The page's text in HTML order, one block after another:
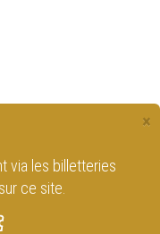
×
via les billetteries
ce site.